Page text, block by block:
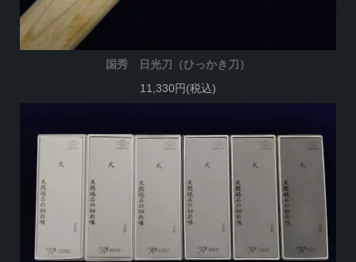
国秀 日光刀（ひっかき刀）
11,330円(税込)